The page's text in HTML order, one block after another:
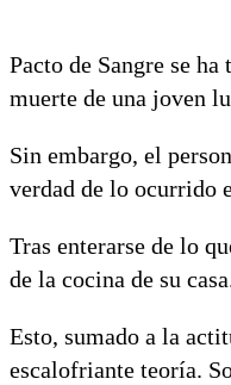
Pacto de Sangre se
muerte de una joven
Sin embargo, el
verdad de lo ocurrido
Tras enterarse de lo
de la cocina de su
Esto, sumado a la
escalofriante teoría.